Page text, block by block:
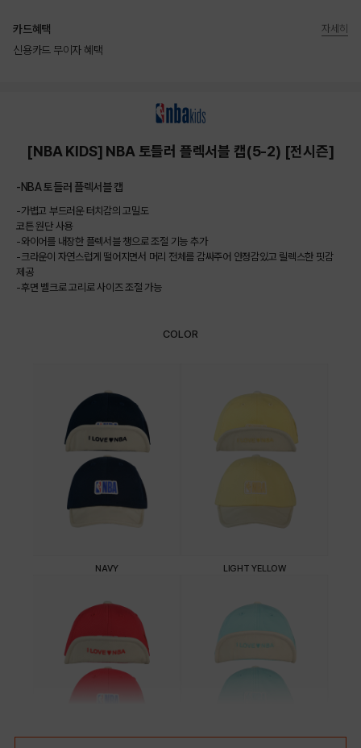
카드혜택
신용카드 무이자 혜택
자세히
[NBA KIDS] NBA 토들러 플렉서블 캡(5-2) [전시즌]
-NBA 토들러 플렉서블 캡
-가볍고 부드러운 터치감의 고밀도
코튼 원단 사용
-와이어를 내장한 플렉서블 챙으로 조절 기능 추가
-크라운이 자연스럽게 떨어지면서 머리 전체를 감싸주어 안정감있고 릴렉스한 핏감
제공
-후면 벨크로 고리로 사이즈 조절 가능
COLOR
NAVY LIGHT YELLOW